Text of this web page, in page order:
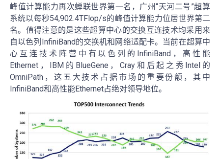
峰值计算能力再次蝉联世界第一名，广州“天河二号”超算
系统以每秒54,902.4TFlop/s的峰值计算能力位居世界第二
名。值得注意的是这些超算中心的交换互连技术均采用来
自以色列InfiniBand的交换机和网络适配卡。当前在超算中
心互连技术阵营中有以色列的InfiniBand，高性能
Ethernet，IBM的BlueGene，Cray和后起之秀Intel的
OmniPath，这五大技术占据市场的重要份额，其中
InfiniBand和高性能Ethernet占绝对领导地位。